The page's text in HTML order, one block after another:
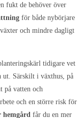
fukt de behöver över
för både nybörjare
och mindre dagligt
tidigare vet
ut. Särskilt i växthus, på
på vatten och
och en större risk för
får du en mer